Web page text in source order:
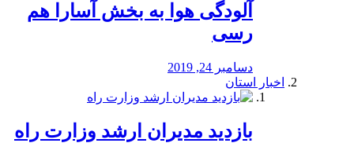
آلودگی هوا به بخش آسارا هم
رسی
دسامبر 24, 2019
اخبار استان
بازدید مدیران ارشد وزارت راه